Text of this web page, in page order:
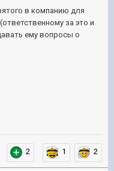
в компанию для
за это и
ему вопросы о
2 1 2